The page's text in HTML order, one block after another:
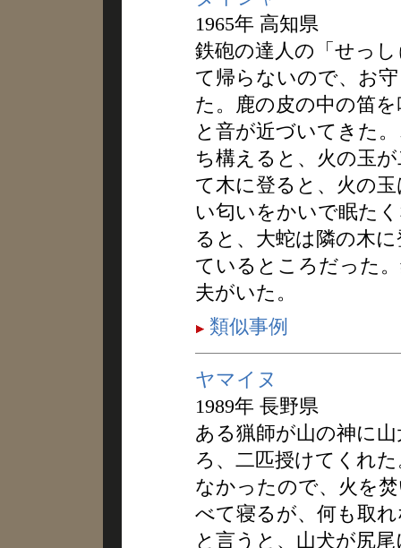
1965年 高知県
鉄砲の達人の「せっ
て帰らないので、お
た。鹿の皮の中の笛
と音が近づいてきた
ち構えると、火の玉
て木に登ると、火の
い匂いをかいで眠た
ると、大蛇は隣の木
ているところだった
夫がいた。
類似事例
ヤマイヌ
1989年 長野県
ある猟師が山の神に
ろ、二匹授けてくれ
なかったので、火を
べて寝るが、何も取
と言うと、山犬が尻